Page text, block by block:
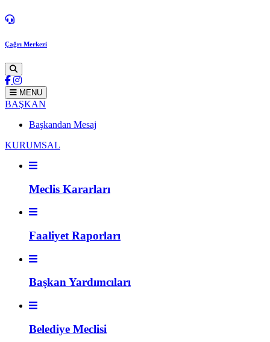
Çağrı Merkezi
MENU
BAŞKAN
Başkandan Mesaj
KURUMSAL
Meclis Kararları
Faaliyet Raporları
Başkan Yardımcıları
Belediye Meclisi